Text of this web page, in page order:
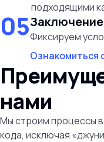
подходящими
05Фиксируем
Ознакомиться
нами
Мы строим процессы
кода, исключая